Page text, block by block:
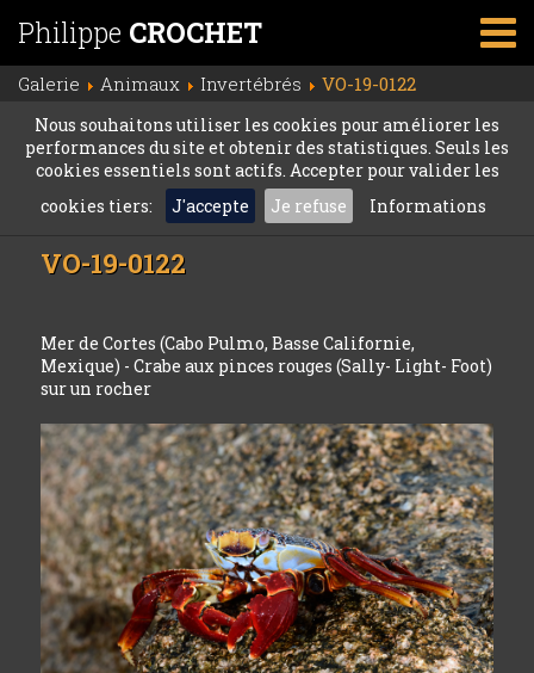
Philippe CROCHET
Galerie Animaux Invertébrés VO-19-0122
Nous souhaitons utiliser les cookies pour améliorer les
performances du site et obtenir des statistiques. Seuls les
cookies essentiels sont actifs. Accepter pour valider les
cookies tiers:
J'accepte Je refuse Informations
VO-19-0122
Mer de Cortes (Cabo Pulmo, Basse Californie,
Mexique) - Crabe aux pinces rouges (Sally- Light- Foot)
sur un rocher